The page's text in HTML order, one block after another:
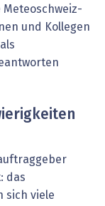
und Kollegen
das
sich viele